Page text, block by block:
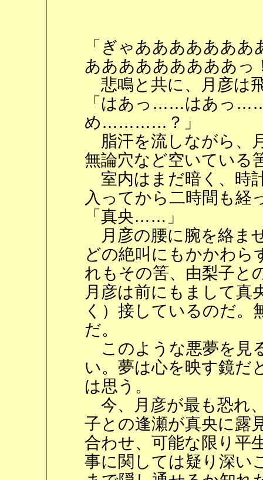
「ぎゃああああああ
あああああああああっ
悲鳴と共に、月彦は
「はあっ……はあ
め…………？」
脂汗を流しながら、
無論穴など空いている
室内はまだ暗く、時
入ってから二時間も経
「真央……」
月彦の腰に腕を絡ま
どの絶叫にもかかわら
れもその筈、由梨子と
月彦は前にもまして真
く）接しているのだ。
だ。
このような悪夢を見
い。夢は心を映す鏡だ
は思う。
今、月彦が最も恐れ
子との逢瀬が真央に露
合わせ、可能な限り平
事に関しては疑り深い